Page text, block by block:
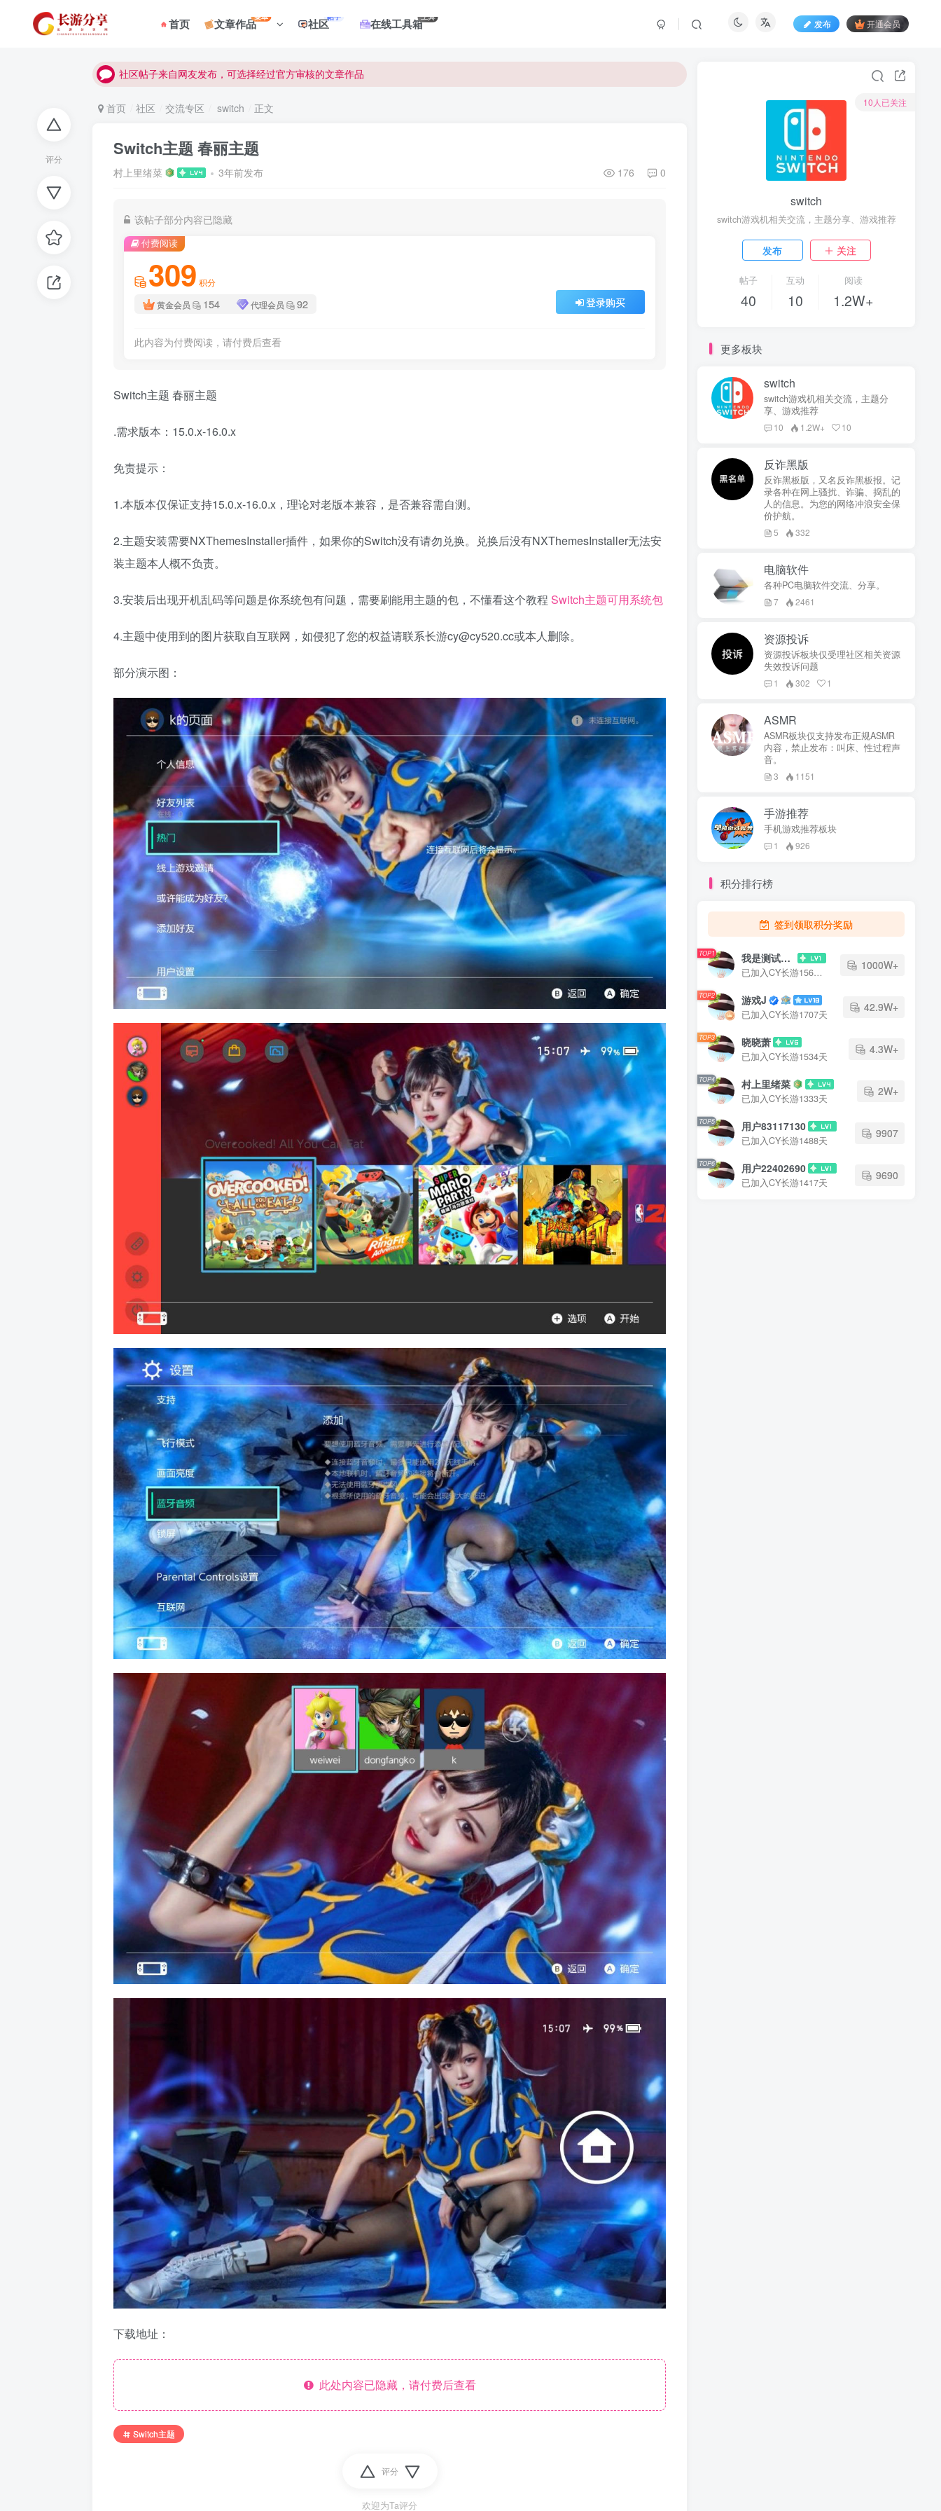
首页 文章作品菜单 社区帖子 在线工具箱工具
发布 开通会员
评分
社区帖子来自网友发布，可选择经过官方审核的文章作品
社区帖子来自网友发布，可选择经过官方审核的文章作品
首页 社区 交流专区 switch 正文
Switch主题 春丽主题
村上里绪菜 3年前发布 176 0
该帖子部分内容已隐藏
付费阅读
309 积分
黄金会员
154 代理会员 92 登录购买
此内容为付费阅读，请付费后查看
Switch主题 春丽主题
.需求版本：15.0.x-16.0.x
免责提示：
1.本版本仅保证支持15.0.x-16.0.x，理论对老版本兼容，是否兼容需自测。
2.主题安装需要NXThemesInstaller插件，如果你的Switch没有请勿兑换。兑换后没有NXThemesInstaller无法安
装主题本人概不负责。
3.安装后出现开机乱码等问题是你系统包有问题，需要刷能用主题的包，不懂看这个教程 Switch主题可用系统包
4.主题中使用到的图片获取自互联网，如侵犯了您的权益请联系长游cy@cy520.cc或本人删除。
部分演示图：
下载地址：
此处内容已隐藏，请付费后查看
Switch主题
评分
欢迎为Ta评分
10人已关注
switch
switch游戏机相关交流，主题分享、游戏推荐
发布 关注
帖子
40
互动
10
阅读
1.2W+
更多板块
switch
switch游戏机相关交流，主题分
享、游戏推荐
10 1.2W+ 10
反诈黑版
反诈黑板版，又名反诈黑板报。记
录各种在网上骚扰、诈骗、捣乱的
人的信息。为您的网络冲浪安全保
价护航。
5 332
电脑软件
各种PC电脑软件交流、分享。
7 2461
资源投诉
资源投诉板块仅受理社区相关资源
失效投诉问题
1 302 1
ASMR
ASMR板块仅支持发布正规ASMR
内容，禁止发布：叫床、性过程声
音。
3 1151
手游推荐
手机游戏推荐板块
1 926
积分排行榜
签到领取积分奖励
TOP1 我是测试大哥
已加入CY长游1568天
1000W+
TOP2 游戏J
已加入CY长游1707天
42.9W+
TOP3 晓晓萧
已加入CY长游1534天
4.3W+
TOP4 村上里绪菜
已加入CY长游1333天
2W+
TOP5 用户83117130
已加入CY长游1488天
9907
TOP6 用户22402690
已加入CY长游1417天
9690